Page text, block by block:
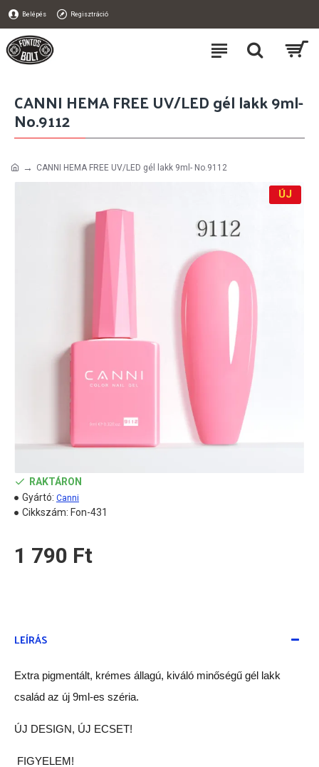
Belépés Regisztráció
CANNI HEMA FREE UV/LED gél lakk 9ml- No.9112
CANNI HEMA FREE UV/LED gél lakk 9ml-
No.9112
ÚJ
RAKTÁRON
Gyártó: Canni
Cikkszám: Fon-431
1 790 Ft
LEÍRÁS
Extra pigmentált, krémes állagú, kiváló minőségű gél lakk
család az új 9ml-es széria.
ÚJ DESIGN, ÚJ ECSET!
FIGYELEM!